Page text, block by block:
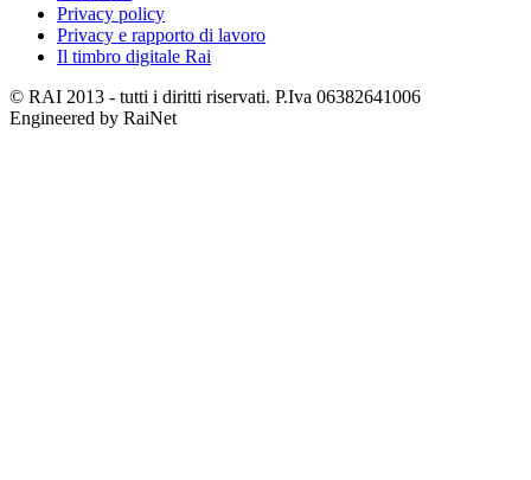
Privacy policy
Privacy e rapporto di lavoro
Il timbro digitale Rai
© RAI 2013 - tutti i diritti riservati. P.Iva 06382641006
Engineered by RaiNet